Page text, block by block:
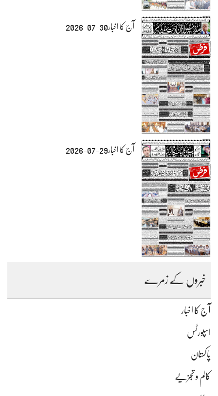
آج کا اخبار30-07-2026
آج کا اخبار29-07-2026
خبروں کے زمرے
آج کا اخبار
اسپورٹس
پاکستان
کالم و تجزیے